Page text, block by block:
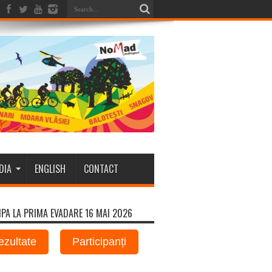
ENGLISH CONTACT
LA PRIMA EVADARE 16 MAI 2026
Participanți